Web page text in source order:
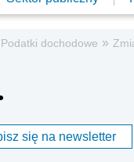
Podatki dochodowe »
się na newsletter